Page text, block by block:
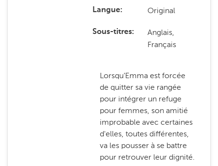
Langue Original
Sous-titres
Anglais,
Français
Lorsqu’Emma est forcée
de quitter sa vie rangée
pour intégrer un refuge
pour femmes, son amitié
improbable avec certaines
d'elles, toutes différentes,
va les pousser à se battre
pour retrouver leur dignité.